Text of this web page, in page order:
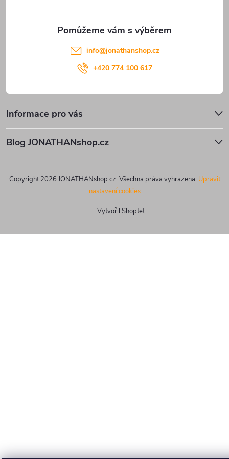
info@jonathanshop.cz
+420 774 100 617
Informace pro vás
Blog JONATHANshop.cz
Vytvořil Shoptet
Copyright 2026 JONATHANshop.cz. Všechna práva vyhrazena. Upravit
nastavení cookies